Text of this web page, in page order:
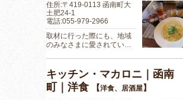
住所:〒419-0113 函南町大
土肥24-1
電話:055-979-2966
取材に行った際にも、地域
のみなさまに愛されてい…
キッチン・マカロニ｜函南
町｜洋食
【洋食、居酒屋】